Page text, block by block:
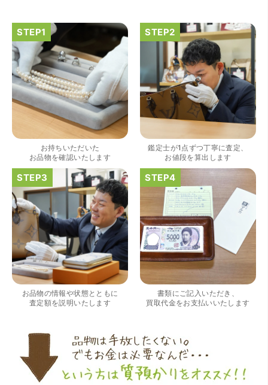
（大阪府大阪市）きれいにして頂いたうえで質入れ金額を
出していただいたのが初めてで感動しました。
（大阪府大阪市）すごく丁寧に対応して頂きました。 ホー
ムページの皆様の評価がとても良かったので、質屋自体初
めての利用でしたが、対応して頂きました担当の方もすご
く良かったです。 これから質屋をご利用される方は是非オ
ススメです。
お持ちいただいた
お品物を確認いたします
鑑定士が1点ずつ丁寧に査定、
お値段を算出します
お品物の情報や状態とともに
査定額を説明いたします
書類にご記入いただき、
買取代金をお支払いいたします